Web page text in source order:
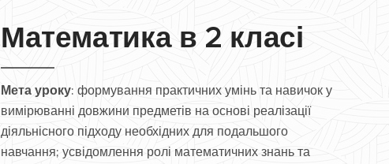
Математика в 2 класі
Мета уроку: формування практичних умінь та навичок у
вимірюванні довжини предметів на основі реалізації
діяльнісного підходу необхідних для подальшого
навчання; усвідомлення ролі математичних знань та